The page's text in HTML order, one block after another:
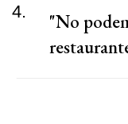
4.
"No